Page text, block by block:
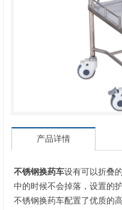
不锈钢换药车设有可以折叠
中的时候不会掉落，设置的
不锈钢换药车配置了优质的
产品详情